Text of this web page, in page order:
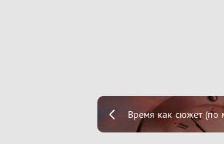
Время как сюжет (по